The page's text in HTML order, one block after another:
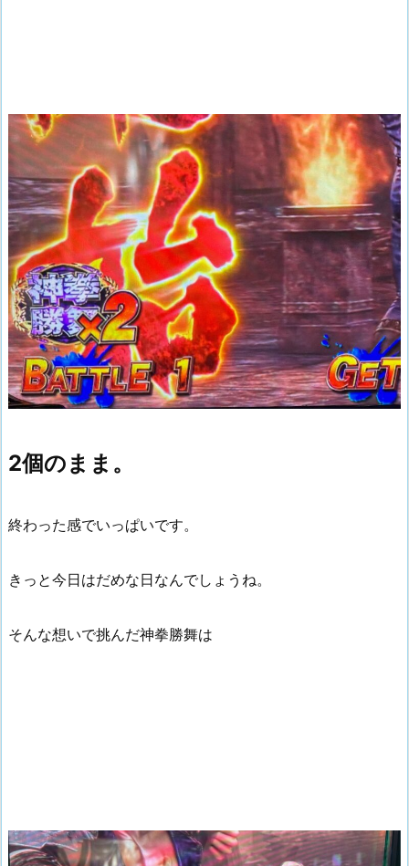
2個のまま。
終わった感でいっぱいです。
きっと今日はだめな日なんでしょうね。
そんな想いで挑んだ神拳勝舞は